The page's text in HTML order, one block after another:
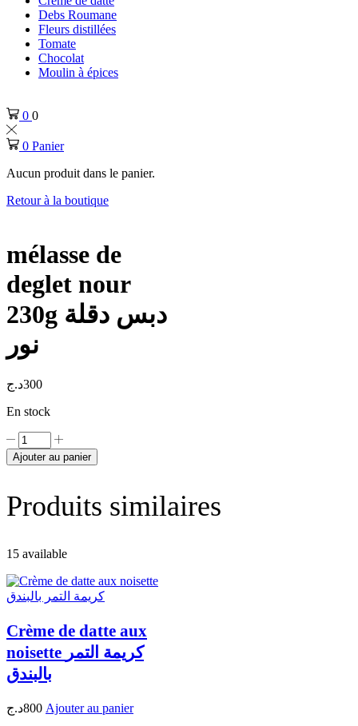
Debs Roumane
Fleurs distillées
Tomate
Chocolat
Moulin à épices
0 0
0 Panier
Aucun produit dans le panier.
Retour à la boutique
mélasse de
deglet nour
230g دبس دقلة
نور
300د.ج
En stock
quantité
de
mélasse
deglet
nour
دقلة
Ajouter au panier
Produits similaires
15 available
Crème de datte aux
noisette كريمة التمر
بالبندق
800د.ج Ajouter au panier